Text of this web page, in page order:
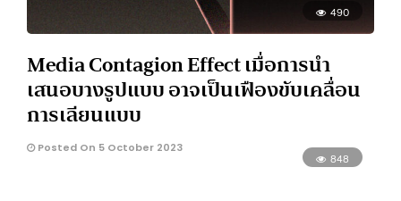
490
Media Contagion Effect เมื่อการนำ
เสนอบางรูปแบบ อาจเป็นเฟืองขับเคลื่อน
การเลียนแบบ
Posted On 5 October 2023
848